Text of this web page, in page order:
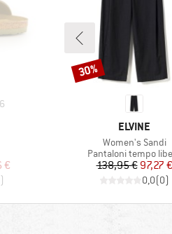
6
€
)
MARCHIO
ELVINE
Articolo
Women's Sandi
Gruppo di prodotti
Pantaloni tempo
Prezzo
138,95 €Prezzo
97,27 €
0,0(0)
Sconto
30%